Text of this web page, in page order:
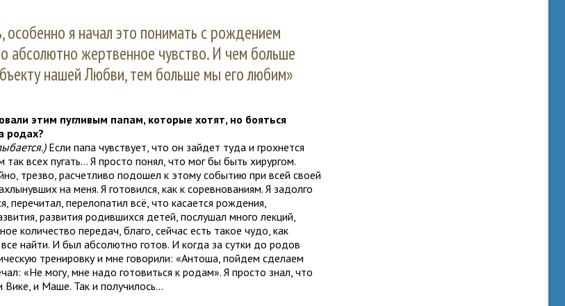
особенно я начал это понимать с рождением
абсолютно жертвенное чувство. И чем больше
нашей Любви, тем больше мы его любим»
этим пугливым папам, которые хотят, но бояться
родах?
Если папа чувствует, что он зайдет туда и грохнется
всех пугать... Я просто понял, что мог бы быть хирургом.
трезво, расчетливо подошел к этому событию при всей своей
на меня. Я готовился, как к соревнованиям. Я задолго
перечитал, перелопатил всё, что касается рождения,
развития родившихся детей, послушал много лекций,
количество передач, благо, сейчас есть такое чудо, как
найти. И был абсолютно готов. И когда за сутки до родов
тренировку и мне говорили: «Антоша, пойдем сделаем
«Не могу, мне надо готовиться к родам». Я просто знал, что
и Маше. Так и получилось...